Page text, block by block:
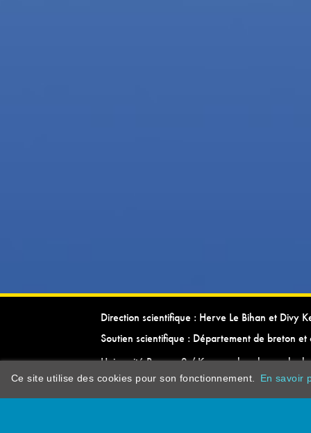
Direction scientifique : Herve Le Bihan et Divy
Soutien scientifique : Département de breton et
Université Rennes 2 / Kevrenn brezhoneg ha
Ce site utilise des cookies pour son fonctionnement. En savoir